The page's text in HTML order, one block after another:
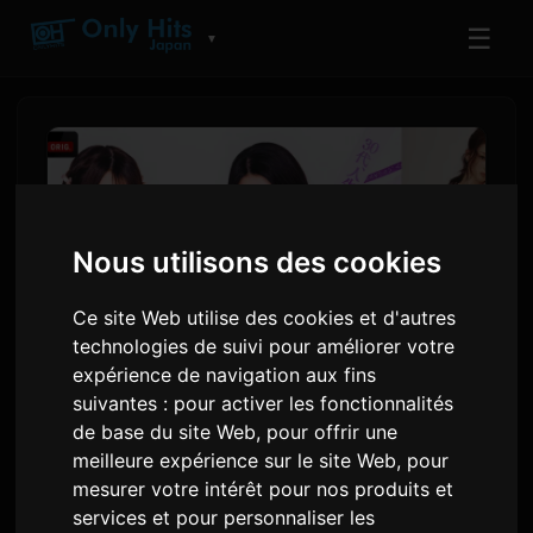
Nous utilisons des cookies
Ce site Web utilise des cookies et d'autres
technologies de suivi pour améliorer votre
expérience de navigation aux fins
suivantes : pour activer les fonctionnalités
de base du site Web, pour offrir une
meilleure expérience sur le site Web, pour
mesurer votre intérêt pour nos produits et
services et pour personnaliser les
▼ ☰
Gyubin et chilldspot
fournissent les chansons
thèmes pour 'Girl or Lady 3'